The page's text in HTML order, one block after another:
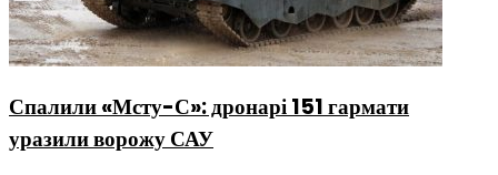
Спалили «Мсту-С»: дронарі 151 гармати
уразили ворожу САУ